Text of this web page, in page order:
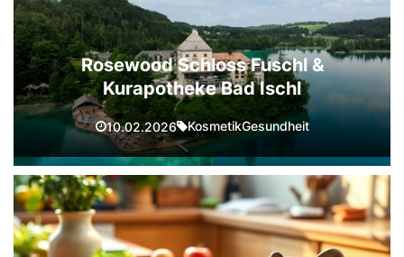
Rosewood Schloss Fuschl &
Kurapotheke Bad Ischl
10.02.2026 KosmetikGesundheit